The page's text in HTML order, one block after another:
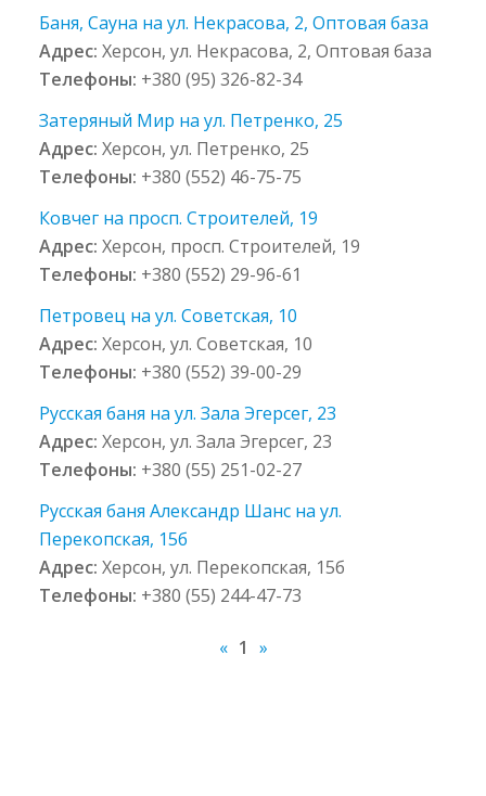
Баня, Сауна на ул. Некрасова, 2, Оптовая база
Адрес:Херсон, ул. Некрасова, 2, Оптовая база
Телефоны: +380 (95) 326-82-34
Затеряный Мир на ул. Петренко, 25
Адрес:Херсон, ул. Петренко, 25
Телефоны: +380 (552) 46-75-75
Ковчег на просп. Строителей, 19
Адрес:Херсон, просп. Строителей, 19
Телефоны: +380 (552) 29-96-61
Петровец на ул. Советская, 10
Адрес:Херсон, ул. Советская, 10
Телефоны: +380 (552) 39-00-29
Русская баня на ул. Зала Эгерсег, 23
Адрес:Херсон, ул. Зала Эгерсег, 23
Телефоны: +380 (55) 251-02-27
Русская баня Александр Шанс на ул.
Перекопская, 15б
Адрес:Херсон, ул. Перекопская, 15б
Телефоны: +380 (55) 244-47-73
« 1 »